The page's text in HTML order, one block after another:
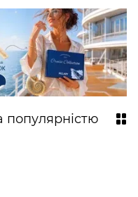
Крем для рук
Для вагітних
кислотою
популярністю